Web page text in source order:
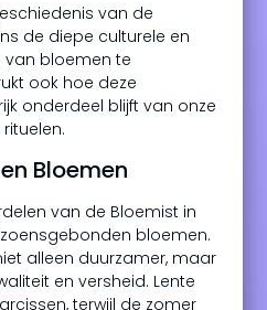
van de
de diepe culturele en
van bloemen te
ook hoe deze
onderdeel blijft van onze
Bloemen
van de Bloemist in
bloemen.
alleen duurzamer, maar
en versheid. Lente
terwijl de zomer